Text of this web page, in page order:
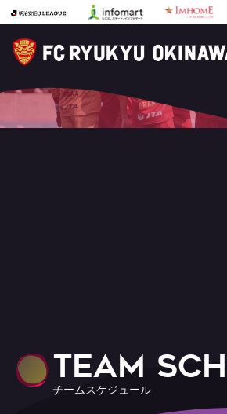
TEAM SCH
チームスケジュール